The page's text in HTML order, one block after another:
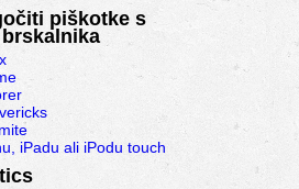
piškotke s
iPadu ali iPodu touch